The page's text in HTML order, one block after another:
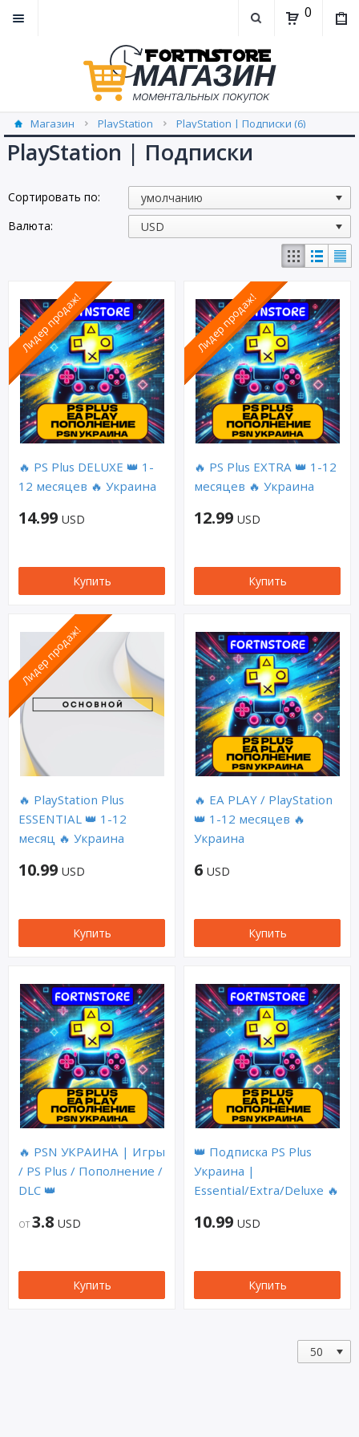
0
Магазин PlayStation PlayStation | Подписки (6)
PlayStation | Подписки
Сортировать по:
Валюта:
Лидер продаж!
🔥 PS Plus DELUXE 👑 1-
12 месяцев 🔥 Украина
14.99 USD
Купить
Лидер продаж!
🔥 PS Plus EXTRA 👑 1-12
месяцев 🔥 Украина
12.99 USD
Купить
Лидер продаж!
🔥 PlayStation Plus
ESSENTIAL 👑 1-12
месяц 🔥 Украина
10.99 USD
Купить
🔥 EA PLAY / PlayStation
👑 1-12 месяцев 🔥
Украина
6 USD
Купить
🔥 PSN УКРАИНА | Игры
/ PS Plus / Пополнение /
DLC 👑
ОТ 3.8 USD
Купить
👑 Подписка PS Plus
Украина |
Essential/Extra/Deluxe 🔥
10.99 USD
Купить